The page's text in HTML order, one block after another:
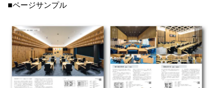
■ページサンプル